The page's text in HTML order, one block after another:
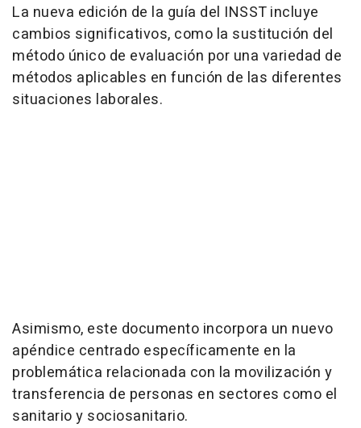
La nueva edición de la guía del INSST incluye
cambios significativos, como la sustitución del
método único de evaluación por una variedad de
métodos aplicables en función de las diferentes
situaciones laborales.
Asimismo, este documento incorpora un nuevo
apéndice centrado específicamente en la
problemática relacionada con la movilización y
transferencia de personas en sectores como el
sanitario y sociosanitario.